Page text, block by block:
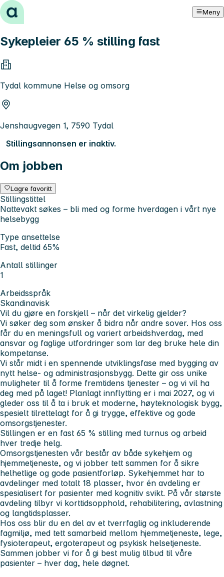
Hopp til innhold Meny
Sykepleier 65 % stilling fast
Tydal kommune Helse og omsorg
Jenshaugvegen 1, 7590 Tydal
Stillingsannonsen er inaktiv.
Om jobben
Lagre favoritt
Stillingstittel
Nattevakt søkes – bli med og forme hverdagen i vårt nye
helsebygg
Type ansettelse
Fast, deltid 65%
Antall stillinger
1
Arbeidsspråk
Skandinavisk
Vil du gjøre en forskjell – når det virkelig gjelder?
Vi søker deg som ønsker å bidra når andre sover. Hos oss
får du en meningsfull og variert arbeidshverdag, med
ansvar og faglige utfordringer som lar deg bruke hele din
kompetanse.
Vi står midt i en spennende utviklingsfase med bygging av
nytt helse- og administrasjonsbygg. Dette gir oss unike
muligheter til å forme fremtidens tjenester – og vi vil ha
deg med på laget! Planlagt innflytting er i mai 2027, og vi
gleder oss til å ta i bruk et moderne, høyteknologisk bygg,
spesielt tilrettelagt for å gi trygge, effektive og gode
omsorgstjenester.
Stillingen er en fast 65 % stilling med turnus og arbeid
hver tredje helg.
Omsorgstjenesten vår består av både sykehjem og
hjemmetjeneste, og vi jobber tett sammen for å sikre
helhetlige og gode pasientforløp. Sykehjemmet har to
avdelinger med totalt 18 plasser, hvor én avdeling er
spesialisert for pasienter med kognitiv svikt. På vår største
avdeling tilbyr vi korttidsopphold, rehabilitering, avlastning
og langtidsplasser.
Hos oss blir du en del av et tverrfaglig og inkluderende
fagmiljø, med tett samarbeid mellom hjemmetjeneste, lege,
fysioterapeut, ergoterapeut og psykisk helsetjeneste.
Sammen jobber vi for å gi best mulig tilbud til våre
pasienter – hver dag, hele døgnet.